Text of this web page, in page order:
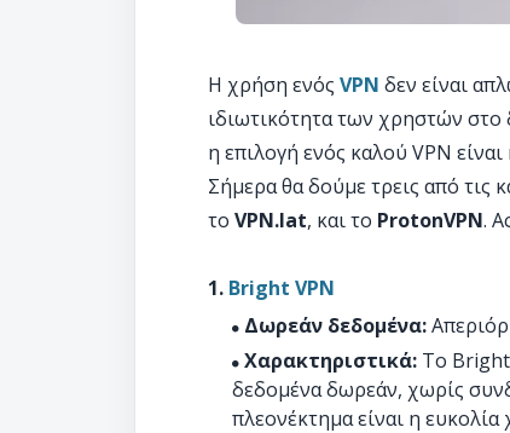
Η χρήση ενός VPN δεν είναι
ιδιωτικότητα των χρηστών στο
η επιλογή ενός καλού VPN
Σήμερα θα δούμε τρεις από τις
το VPN.lat, και το ProtonVPN.
1. Bright VPN
Δωρεάν δεδομένα:
Χαρακτηριστικά: Το Bright
δεδομένα δωρεάν, χωρίς
πλεονέκτημα είναι η